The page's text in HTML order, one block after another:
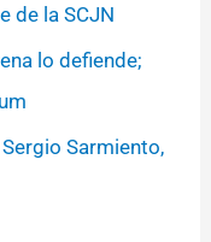
de la SCJN
lo defiende;
Sarmiento,